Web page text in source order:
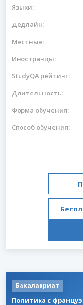
Языки:
Дедлайн:
Местные:
Иностранцы:
StudyQA рейтинг:
Длительность:
Форма обучения:
Способ обучения:
Бакалавриат
Политика с